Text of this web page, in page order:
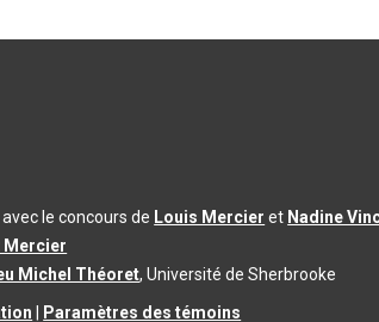
avec le concours de Louis Mercier et Nadine
Mercier
Michel Théoret, Université de Sherbrooke
Paramètres des témoins